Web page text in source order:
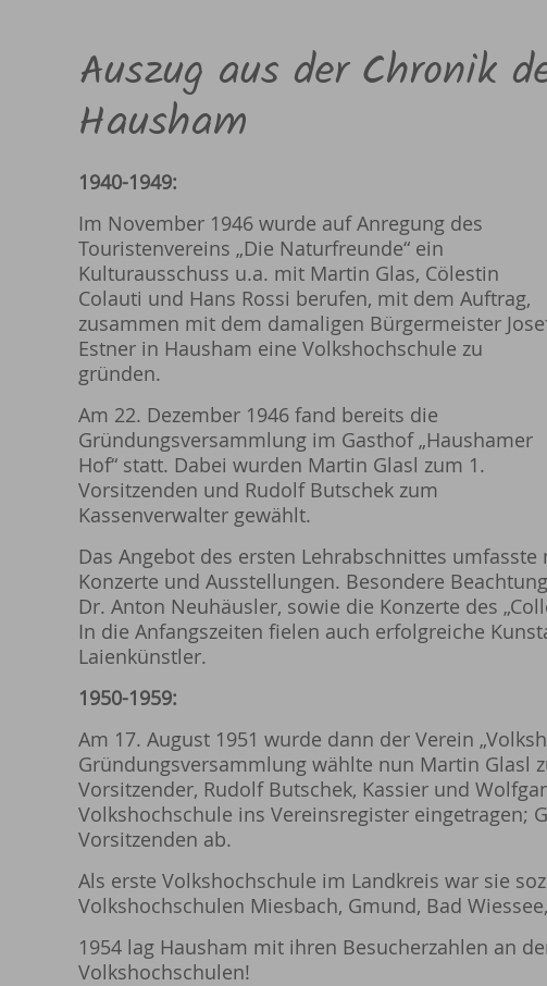
Auszug aus der Chronik
Hausham
1940-1949:
Im November 1946 wurde auf Anregung des
Touristenvereins „Die Naturfreunde“ ein
Kulturausschuss u.a. mit Martin Glas, Cölestin
Colauti und Hans Rossi berufen, mit dem Auftrag,
zusammen mit dem damaligen Bürgermeister
Estner in Hausham eine Volkshochschule zu
gründen.
Am 22. Dezember 1946 fand bereits die
Gründungsversammlung im Gasthof „Haushamer
Hof“ statt. Dabei wurden Martin Glasl zum 1.
Vorsitzenden und Rudolf Butschek zum
Kassenverwalter gewählt.
Das Angebot des ersten Lehrabschnittes
Konzerte und Ausstellungen. Besondere
Dr. Anton Neuhäusler, sowie die Konzerte des
In die Anfangszeiten fielen auch erfolgreiche
Laienkünstler.
1950-1959:
Am 17. August 1951 wurde dann der Verein
Gründungsversammlung wählte nun Martin Glasl
Vorsitzender, Rudolf Butschek, Kassier und
Volkshochschule ins Vereinsregister eingetragen;
Vorsitzenden ab.
Als erste Volkshochschule im Landkreis war sie
Volkshochschulen Miesbach, Gmund, Bad
1954 lag Hausham mit ihren Besucherzahlen an
Volkshochschulen!